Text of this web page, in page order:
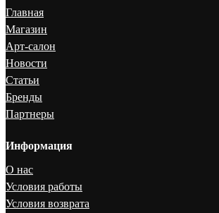
Главная
Магазин
Арт-салон
Новости
Статьи
Бренды
Партнеры
Информация
О нас
Условия работы
Условия возврата